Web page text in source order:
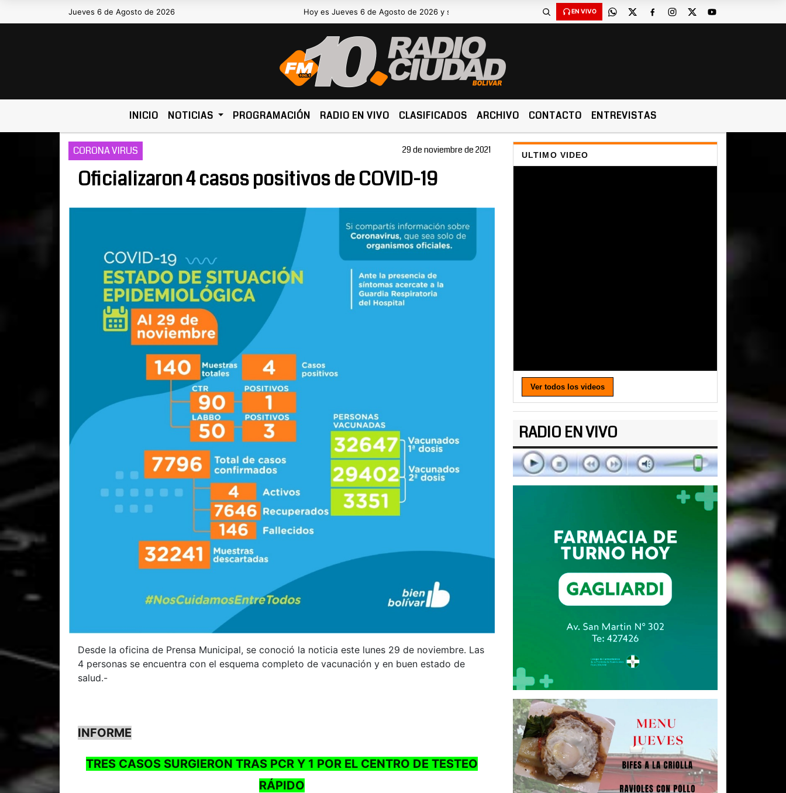
Jueves 6 de Agosto de 2026 Hoy es Jueves 6 de Agosto de 2026 y son las 15:56 - EN VIVO
INICIO NOTICIAS PROGRAMACIÓN RADIO EN VIVO CLASIFICADOS ARCHIVO CONTACTO ENTREVISTAS
CORONA VIRUS 29 de noviembre de 2021
Oficializaron 4 casos positivos de COVID-19
Desde la oficina de Prensa Municipal, se conoció la noticia este lunes 29 de noviembre. Las
4 personas se encuentra con el esquema completo de vacunación y en buen estado de
salud.-
INFORME
TRES CASOS SURGIERON TRAS PCR Y 1 POR EL CENTRO DE TESTEO
RÁPIDO
ULTIMO VIDEO
Ver todos los videos
RADIO EN VIVO